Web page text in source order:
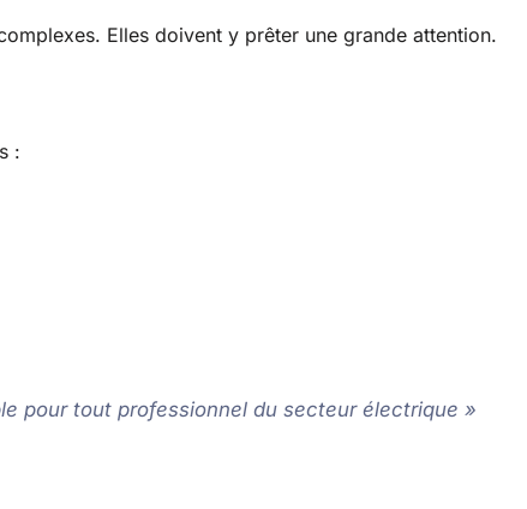
Elles doivent y prêter une grande attention.
:
pour tout professionnel du secteur électrique »